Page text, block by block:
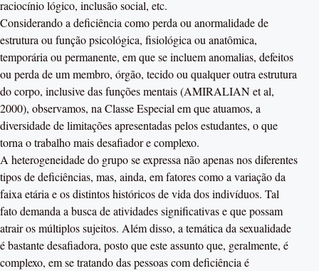
raciocínio lógico, inclusão social, etc.
Considerando a deficiência como perda ou anormalidade de
estrutura ou função psicológica, fisiológica ou anatômica,
temporária ou permanente, em que se incluem anomalias, defeitos
ou perda de um membro, órgão, tecido ou qualquer outra estrutura
do corpo, inclusive das funções mentais (AMIRALIAN et al,
2000), observamos, na Classe Especial em que atuamos, a
diversidade de limitações apresentadas pelos estudantes, o que
torna o trabalho mais desafiador e complexo.
A heterogeneidade do grupo se expressa não apenas nos diferentes
tipos de deficiências, mas, ainda, em fatores como a variação da
faixa etária e os distintos históricos de vida dos indivíduos. Tal
fato demanda a busca de atividades significativas e que possam
atrair os múltiplos sujeitos. Além disso, a temática da sexualidade
é bastante desafiadora, posto que este assunto que, geralmente, é
complexo, em se tratando das pessoas com deficiência é